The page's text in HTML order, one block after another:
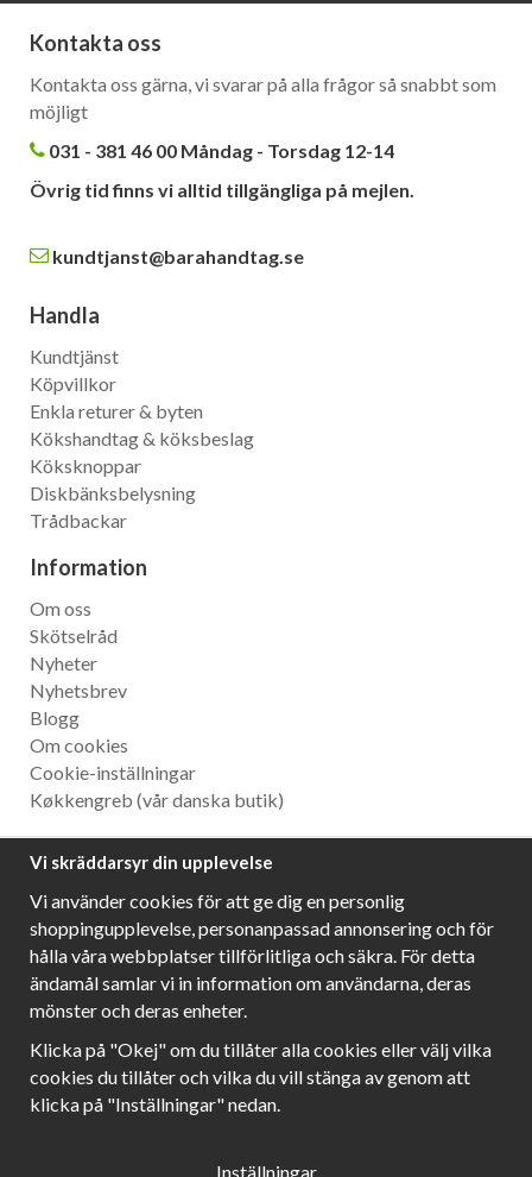
Kontakta oss
Kontakta oss gärna, vi svarar på alla frågor så snabbt som
möjligt
031 - 381 46 00 Måndag - Torsdag 12-14
Övrig tid finns vi alltid tillgängliga på mejlen.
kundtjanst@barahandtag.se
Handla
Kundtjänst
Köpvillkor
Enkla returer & byten
Kökshandtag & köksbeslag
Köksknoppar
Diskbänksbelysning
Trådbackar
Information
Om oss
Skötselråd
Nyheter
Nyhetsbrev
Blogg
Om cookies
Cookie-inställningar
Køkkengreb (vår danska butik)
Nyhetsbrev
produktnyheter!
Vi skräddarsyr din upplevelse
Vi använder cookies för att ge dig en personlig
shoppingupplevelse, personanpassad annonsering och för
hålla våra webbplatser tillförlitliga och säkra. För detta
ändamål samlar vi in information om användarna, deras
mönster och deras enheter.
Klicka på "Okej" om du tillåter alla cookies eller välj vilka
cookies du tillåter och vilka du vill stänga av genom att
klicka på "Inställningar" nedan.
Inställningar